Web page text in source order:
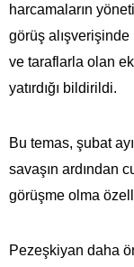
harcamaların
görüş alışverişinde
ve taraflarla olan
yatırdığı bildirildi.
Bu temas, şubat
savaşın ardından
görüşme olma
Pezeşkiyan daha